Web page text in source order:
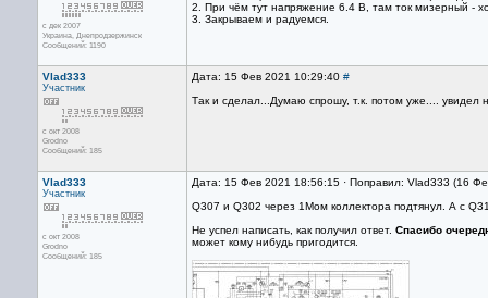
с дек 2007
Украина, Днепродзержинск
Сообщений: 1190
2. При чём тут напряжение 6.4 В, там ток мизерный -
3. Закрываем и радуемся.
Vlad333
Участник
с окт 2008
Grodno
Сообщений: 185
Дата: 15 Фев 2021 10:29:40 #
Так и сделал...Думаю спрошу, т.к. потом уже.... увидел
Vlad333
Участник
с окт 2008
Grodno
Сообщений: 185
Дата: 15 Фев 2021 18:56:15 · Поправил: Vlad333 (16
Q307 и Q302 через 1Мом коллектора подтянул. А с
Не успел написать, как получил ответ. Спасибо
может кому нибудь пригодится.